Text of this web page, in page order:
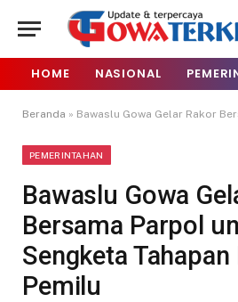
HOME NASIONAL
Beranda » Bawaslu Gowa Gelar Rakor Bersama Parpol untuk
PEMERINTAHAN
Bawaslu Gowa
Bersama Parpol
Sengketa
Pemilu